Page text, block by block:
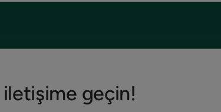
geçin!